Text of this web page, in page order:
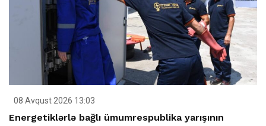
08 Avqust 2026 13:03
Energetiklərlə bağlı ümumrespublika yarışının